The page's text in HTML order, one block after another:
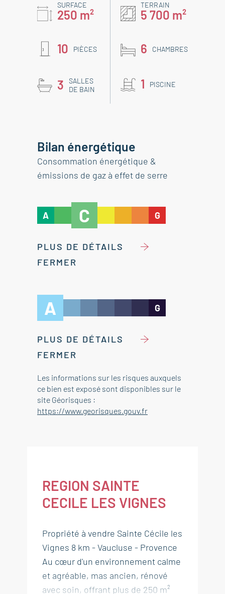
SURFACE
250 m²
TERRAIN
5 700 m²
10 PIÈCES 6 CHAMBRES
3
SALLES
DE BAIN
1 PISCINE
Bilan énergétique
Consommation énergétique &
émissions de gaz à effet de serre
A C G
PLUS DE DÉTAILS
FERMER
A G
PLUS DE DÉTAILS
FERMER
Les informations sur les risques auxquels
ce bien est exposé sont disponibles sur le
site Géorisques :
https://www.georisques.gouv.fr
REGION SAINTE
CECILE LES VIGNES
Propriété à vendre Sainte Cécile les
Vignes 8 km - Vaucluse - Provence
Au cœur d'un environnement calme
et agréable, mas ancien, rénové
avec soin, offrant plus de 250 m²